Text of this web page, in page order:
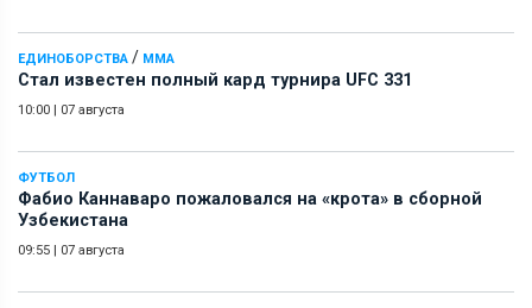
ЕДИНОБОРСТВА / ММА
Стал известен полный кард турнира UFC 331
10:00 | 07 августа
ФУТБОЛ
Фабио Каннаваро пожаловался на «крота» в сборной
Узбекистана
09:55 | 07 августа